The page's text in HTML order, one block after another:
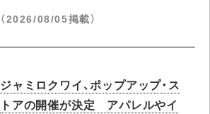
（2026/08/05掲載）
ジャミロクワイ、ポップアップ・ス
トアの開催が決定 アパレルやイ